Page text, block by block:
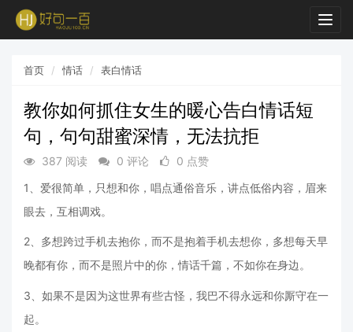
首页 情话 表白情话
教你如何抓住女生的暖心告白情话短
句，句句甜蜜深情，无法抗拒
387 阅读 0 评论
0 点赞
1、爱很简单，只想和你，唱点通俗音乐，讲点低俗内容，眉来
眼去，互相调戏。
2、多想跨过手机去抱你，而不是抱着手机去想你，多想每天早
晚都有你，而不是照片中的你，情话千篇，不如你在身边。
3、如果不是因为这世界有些古怪，我巴不得永远和你厮守在一
起。